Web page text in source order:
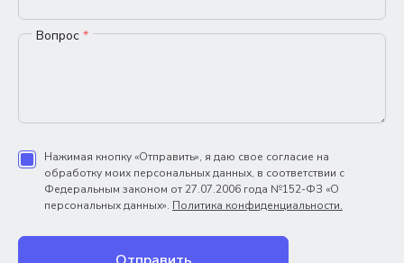
Вопрос *
Нажимая кнопку «Отправить», я даю свое согласие на
обработку моих персональных данных, в соответствии с
Федеральным законом от 27.07.2006 года №152-ФЗ «О
персональных данных». Политика конфиденциальности.